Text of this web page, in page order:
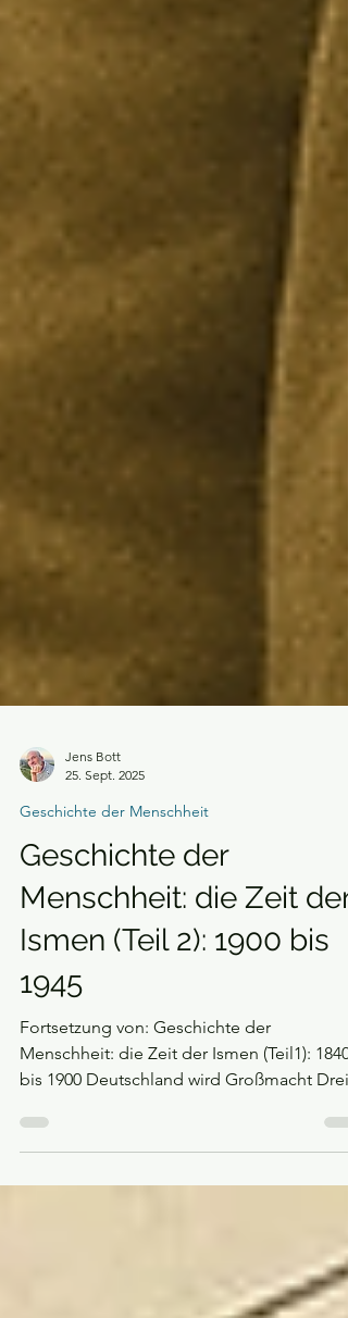
Jens Bott
25. Sept. 2025
Geschichte der Menschheit
Geschichte der
Menschheit: die Zeit der
Ismen (Teil 2): 1900 bis
1945
Ismen –...